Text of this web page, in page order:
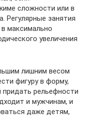
сложности или в
Регулярные занятия
максимально
увеличения
лишним весом
фигуру в форму,
рельефности
и мужчинам, и
даже детям,